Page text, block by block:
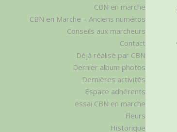
CBN en marche
CBN en Marche – Anciens numéros
Conseils aux marcheurs
Contact
Déjà réalisé par CBN
Dernier album photos
Dernières activités
Espace adhérents
essai CBN en marche
Fleurs
Historique